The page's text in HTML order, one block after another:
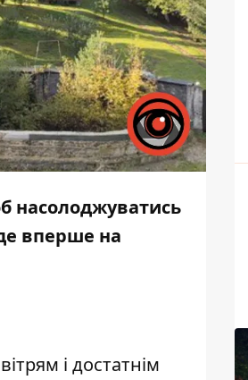
насолоджуватись
вперше на
і достатнім